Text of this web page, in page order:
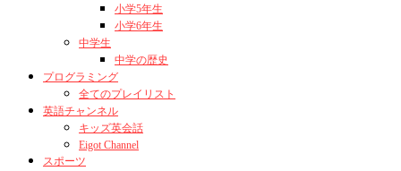
小学5年生
小学6年生
中学生
中学の歴史
プログラミング
全てのプレイリスト
英語チャンネル
キッズ英会話
Eigot Channel
スポーツ